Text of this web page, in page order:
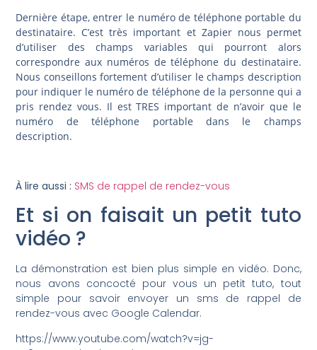
Dernière étape, entrer le numéro de téléphone portable du
destinataire. C’est très important et Zapier nous permet
d’utiliser des champs variables qui pourront alors
correspondre aux numéros de téléphone du destinataire.
Nous conseillons fortement d’utiliser le champs description
pour indiquer le numéro de téléphone de la personne qui a
pris rendez vous. Il est TRES important de n’avoir que le
numéro de téléphone portable dans le champs
description.
À lire aussi : SMS de rappel de rendez-vous
Et si on faisait un petit tuto
vidéo ?
La démonstration est bien plus simple en vidéo. Donc,
nous avons concocté pour vous un petit tuto, tout
simple pour savoir envoyer un sms de rappel de
rendez-vous avec Google Calendar.
https://www.youtube.com/watch?v=jg-